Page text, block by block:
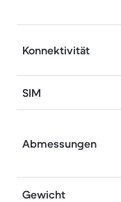
Konnektivität
SIM
Abmessungen
Gewicht